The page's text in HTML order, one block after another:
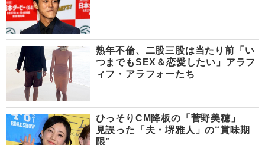
熟年不倫、二股三股は当たり前「い
つまでもSEX＆恋愛したい」アラフ
ィフ・アラフォーたち
ひっそりCM降板の「菅野美穂」
見誤った「夫・堺雅人」の“賞味期
限”